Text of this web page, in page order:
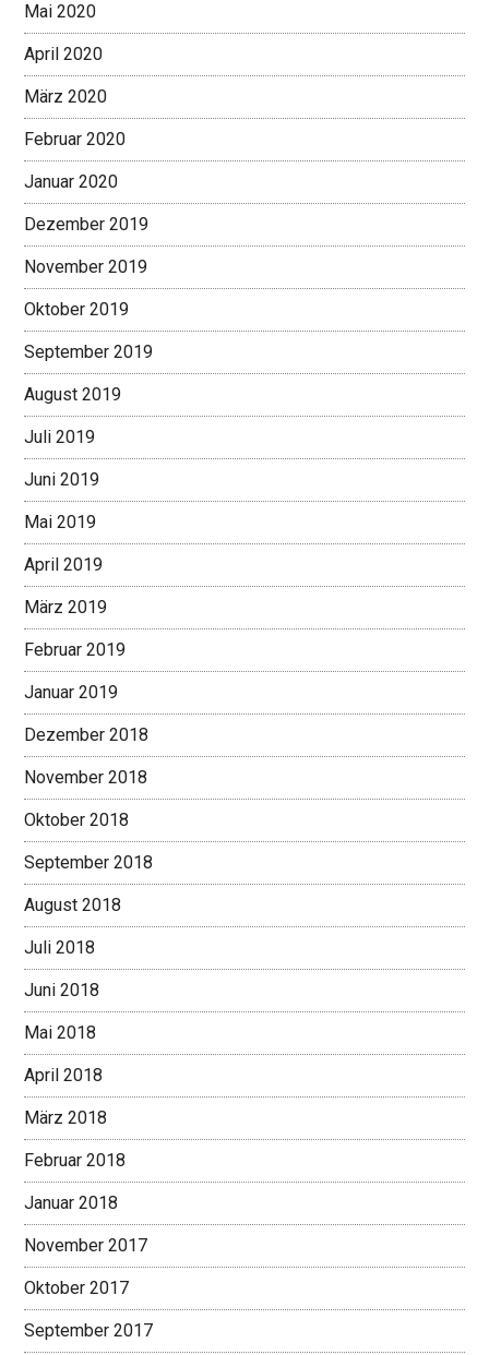
Mai 2020
April 2020
März 2020
Februar 2020
Januar 2020
Dezember 2019
November 2019
Oktober 2019
September 2019
August 2019
Juli 2019
Juni 2019
Mai 2019
April 2019
März 2019
Februar 2019
Januar 2019
Dezember 2018
November 2018
Oktober 2018
September 2018
August 2018
Juli 2018
Juni 2018
Mai 2018
April 2018
März 2018
Februar 2018
Januar 2018
November 2017
Oktober 2017
September 2017